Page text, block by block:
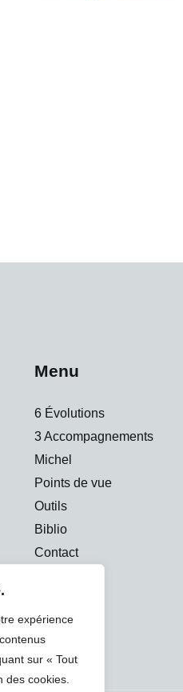
expérience
sur « Tout
des cookies.
Menu
6 Évolutions
3 Accompagnements
Michel
Points de vue
Outils
Biblio
Contact